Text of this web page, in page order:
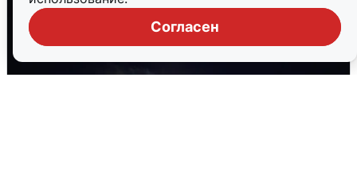
Согласен